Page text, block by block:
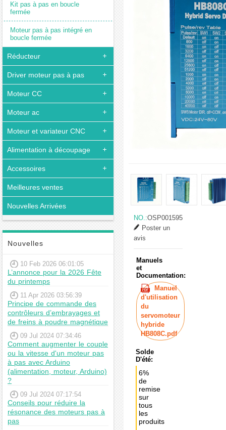
Kit pas à pas en boucle
fermée
Moteur pas à pas intégré en
boucle fermée
Réducteur
Driver moteur pas à pas
Moteur CC
Moteur ac
Moteur et variateur CNC
Alimentation à découpage
Accessoires
Meilleures ventes
Nouvelles Arrivées
Nouvelles
10 Feb 2026 06:01:05
L’annonce pour la 2026 Fête
du printemps
11 Apr 2026 03:56:39
Principe de commande des
contrôleurs d’embrayages et
de freins à poudre magnétique
09 Jul 2024 07:34:46
Comment augmenter le couple
ou la vitesse d'un moteur pas
à pas avec Arduino
(alimentation, moteur, Arduino)
?
09 Jul 2024 07:17:54
Conseils pour réduire la
résonance des moteurs pas à
pas
NO.:OSP001595
Poster un
avis
Manuels
et
Documentation:
Manuel
d'utilisation
du
servomoteur
hybride
HB808C.pdf
Solde
D'été:
6%
de
remise
sur
tous
les
produits